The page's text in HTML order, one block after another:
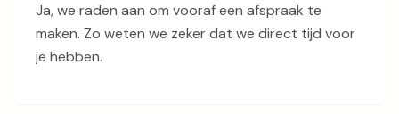
Ja, we raden aan om vooraf een afspraak te
maken. Zo weten we zeker dat we direct tijd voor
je hebben.